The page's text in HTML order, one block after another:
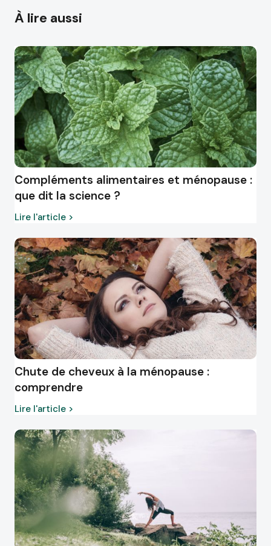
À lire aussi
Compléments alimentaires et ménopause :
que dit la science ?
Lire l'article >
Chute de cheveux à la ménopause :
comprendre
Lire l'article >